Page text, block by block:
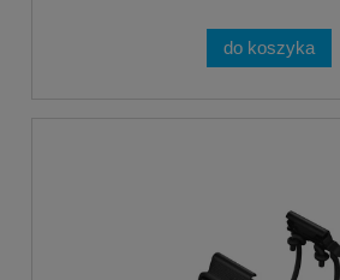
do koszyka